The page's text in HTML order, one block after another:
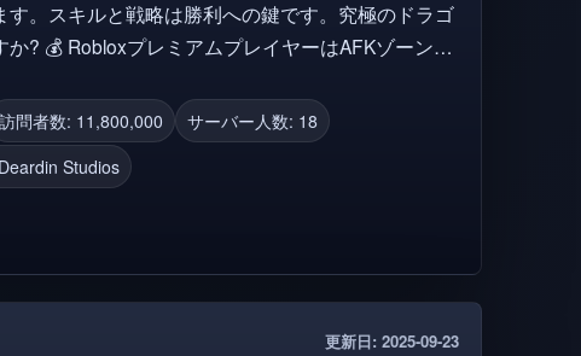
。スキルと戦略は勝利への鍵です。究極のドラゴ
ゾーンで
待し、時間とともにより多くのコンテンツをリリ
に
をマスターする 🌌 スキルと精度で空を支配する
突したり 🏆 この領域で最も猛烈なドラゴンライ
お気に入りを追加してフォローして、限定アップ
ー, タイタン, モンスター, モンスター, 戦略, バトル,
訪問者数: 11,800,000
サーバー人数: 18
Deardin Studios
更新日: 2025-09-23